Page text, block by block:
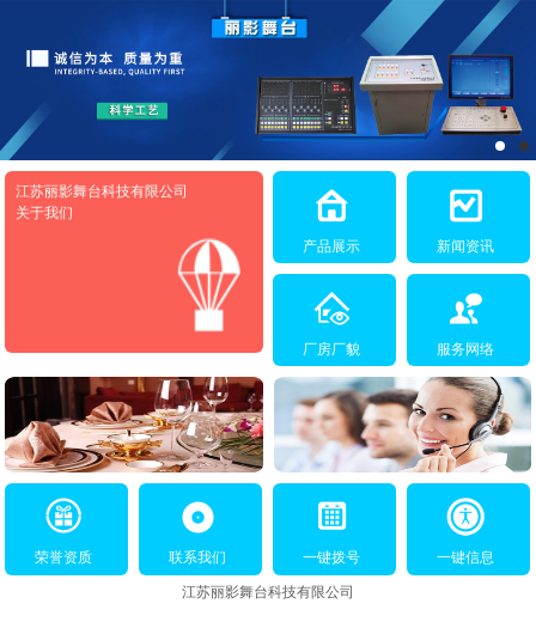
江苏丽影舞台科技有限公司
关于我们
产品展示
新闻资讯
厂房厂貌 服务网络
荣誉资质 联系我们 一键拨号 一键信息
江苏丽影舞台科技有限公司